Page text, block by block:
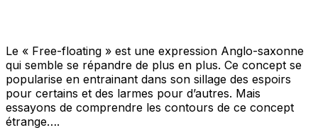
Le « Free-floating » est une expression Anglo-saxonne
qui semble se répandre de plus en plus. Ce concept se
popularise en entrainant dans son sillage des espoirs
pour certains et des larmes pour d’autres. Mais
essayons de comprendre les contours de ce concept
étrange….